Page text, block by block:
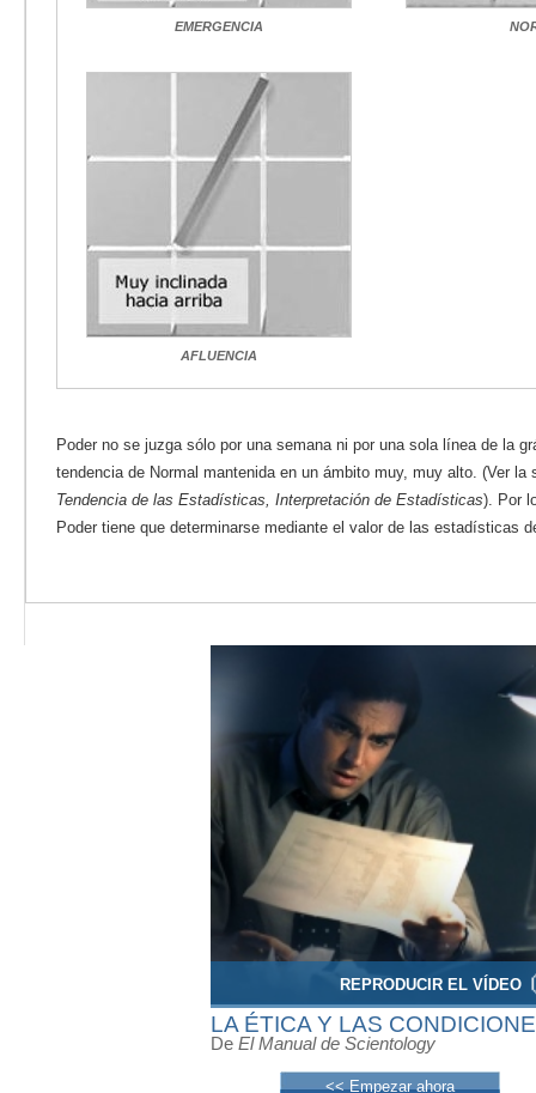
REPRODUCIR EL VÍDEO
LA ÉTICA Y LAS
De El Manual de Scientology
<< Empezar ahora
EMERGENCIA
AFLUENCIA
Poder no se juzga sólo por una semana ni por una sola línea de la
tendencia de Normal mantenida en un ámbito muy, muy alto. (Ver la
Tendencia de las Estadísticas, Interpretación de Estadísticas). Por
Poder tiene que determinarse mediante el valor de las estadísticas